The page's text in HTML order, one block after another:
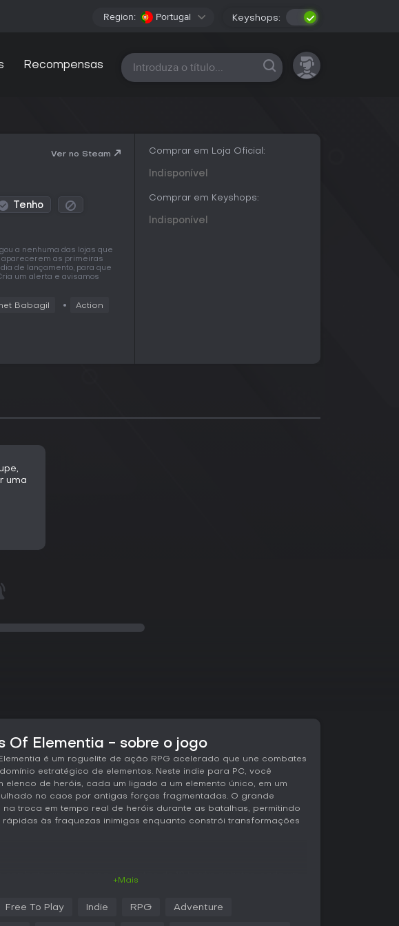
Region: Portugal Keyshops:
Recompensas Todas as plataformas
Ver no Steam
Tenho
a nenhuma das lojas que
aparecerem as primeiras
de lançamento, para que
um alerta e avisamos
Babagil Action
Comprar em Loja Oficial:
Indisponível
Comprar em Keyshops:
Indisponível
uma
Of Elementia - sobre o jogo
é um roguelite de ação RPG acelerado que une combates
estratégico de elementos. Neste indie para PC, você
elenco de heróis, cada um ligado a um elemento único, em um
no caos por antigas forças fragmentadas. O grande
na troca em tempo real de heróis durante as batalhas, permitindo
às fraquezas inimigas enquanto constrói transformações
inimigos e depois trocar para um guardião da terra que os
+Mais
Free To Play Indie RPG Adventure